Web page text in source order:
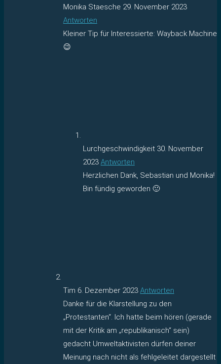
Monika Staesche 29. November 2023
Antworten
Kleiner Tip für Interessierte: Wayback Machine
😉
Lurchgeschwindigkeit 30. November
2023 Antworten
Herzlichen Dank, Sebastian und Monika!
Bin fündig geworden 🙂
Tim 6. Dezember 2023 Antworten
Danke für die Klarstellung zu den
„Protestanten“. Ich hatte beim hören (gerade
mit der Kritik am „republikanisch“ sein)
gedacht Umweltaktivisten dürfen deiner
Meinung nach nicht als fehlgeleitet dargestellt